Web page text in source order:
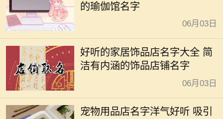
的瑜伽馆名字
06月03日
好听的家居饰品店名字大全 简
洁有内涵的饰品店铺名字
06月03日
宠物用品店名字洋气好听 吸引